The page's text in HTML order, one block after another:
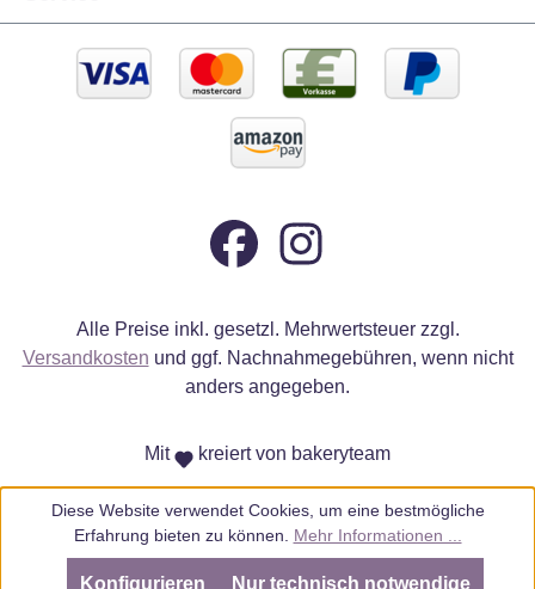
Alle Preise inkl. gesetzl. Mehrwertsteuer zzgl.
Versandkosten und ggf. Nachnahmegebühren, wenn nicht
anders angegeben.
Mit kreiert von bakeryteam
Diese Website verwendet Cookies, um eine bestmögliche
Erfahrung bieten zu können. Mehr Informationen ...
Nur technisch notwendige
Konfigurieren